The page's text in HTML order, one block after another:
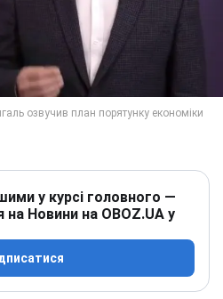
у курсі головного —
на Новини на OBOZ.UA у